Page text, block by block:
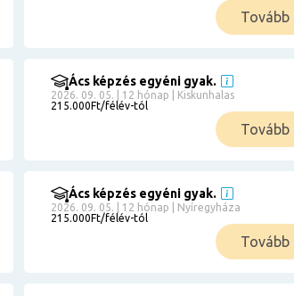
Tovább
Ács képzés egyéni gyak.
2026. 09. 05. | 12 hónap | Kiskunhalas
215.000Ft/félév-tól
Tovább
Ács képzés egyéni gyak.
2026. 09. 05. | 12 hónap | Nyíregyháza
215.000Ft/félév-tól
Tovább